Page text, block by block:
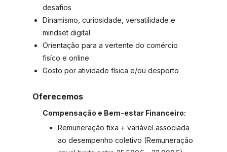
desafios
Dinamismo, curiosidade, versatilidade e
mindset digital
Orientação para a vertente do comércio
fisíco e online
Gosto por atividade física e/ou desporto
Oferecemos
Compensação e Bem-estar Financeiro:
Remuneração fixa + variável associada
ao desempenho coletivo (Remuneração